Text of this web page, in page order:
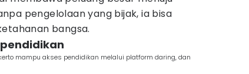
pengelolaan yang bijak, ia bisa
bangsa.
mampu akses pendidikan melalui platform daring, dan